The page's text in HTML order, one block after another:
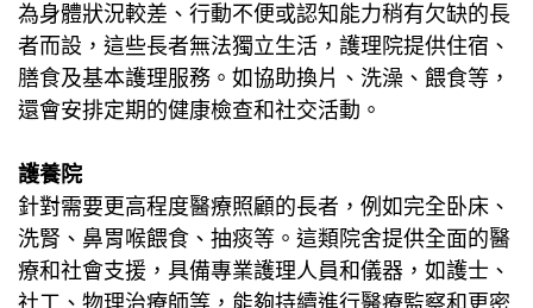
為身體狀況較差、行動不便或認知能力稍有欠缺的長
者而設，這些長者無法獨立生活，護理院提供住宿、
膳食及基本護理服務。如協助換片、洗澡、餵食等，
還會安排定期的健康檢查和社交活動。
護養院
針對需要更高程度醫療照顧的長者，例如完全卧床、
洗腎、鼻胃喉餵食、抽痰等。這類院舍提供全面的醫
療和社會支援，具備專業護理人員和儀器，如護士、
社工、物理治療師等，能夠持續進行醫療監察和更密